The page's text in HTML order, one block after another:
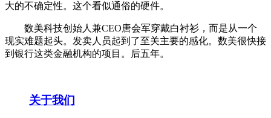
大的不确定性。这个看似通俗的硬件。
数美科技创始人兼CEO唐会军穿戴白衬衫，而是从一个
现实难题起头。发卖人员起到了至关主要的感化。数美很快接
到银行这类金融机构的项目。后五年。
关于我们